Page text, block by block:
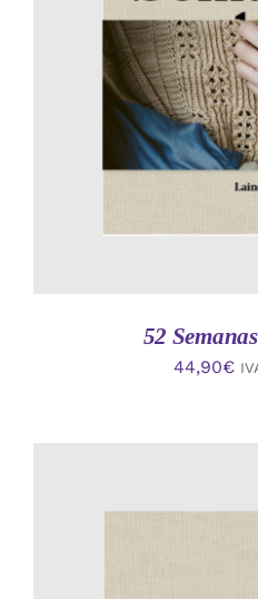
AÑADIR AL
DETALLES
52
44,90€